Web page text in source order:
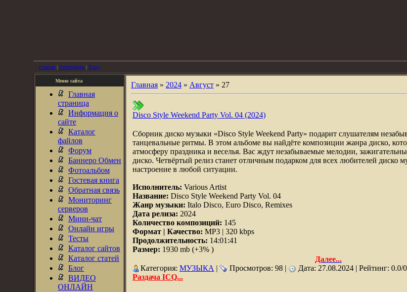
Главная | Регистрация | Вход
Меню сайта
Главная
страница
Информация о
сайте
Каталог
файлов
Форум
Баннеро Обмен
Фотоальбом
Гостевая книга
Обратная связь
Мониторинг
серверов
Мини-чат
Онлайн игры
Тесты
Каталог сайтов
Каталог статей
Блог
ВИДЕО
ОНЛАЙН
Главная » 2024 » Август » 27
Disco Style Weekend Party Vol. 04 (2024)
Сборник диско музыки «Disco Style Weekend Party» подарит слушателям
танцевальные ритмы. В этом альбоме вы найдёте композиции жанра диско,
атмосферу праздника и веселья. Вас ждут незабываемые мелодии,
диско. Четвёртый релиз станет отличным подарком для всех любителей диско
настроение в любой ситуации.
Исполнитель: Various Artist
Название: Disco Style Weekend Party Vol. 04
Жанр музыки: Italo Disco, Euro Disco, Remixes
Дата релиза: 2024
Количество композиций: 145
Формат | Качество: MP3 | 320 kbps
Продолжительность: 14:01:41
Размер: 1930 mb (+3% )
Далее...
Категория: МУЗЫКА | Просмотров: 98 | Дата: 27.08.2024 | Рейтинг: 0.0/
Раздача ICQ...